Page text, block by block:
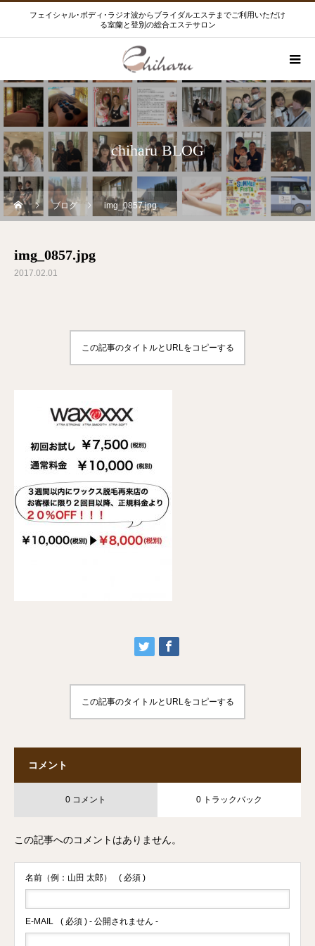
フェイシャル･ボディ･ラジオ波からブライダルエステまでご利用いただけ
る室蘭と登別の総合エステサロン
chiharu BLOG
ブログ img_0857.jpg
img_0857.jpg
2017.02.01
この記事のタイトルとURLをコピーする
この記事のタイトルとURLをコピーする
コメント
0 コメント 0 トラックバック
この記事へのコメントはありません。
名前（例：山田 太郎） ( 必須 )
E-MAIL ( 必須 ) - 公開されません -